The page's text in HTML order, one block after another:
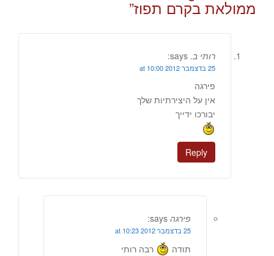
ממולאת בקרם תפוז”
רותי ב. says:
25 בדצמבר 2012 at 10:00
פירגה
אין על היצירתיות שלך
יבורכו ידייך
Reply
פירגה says:
25 בדצמבר 2012 at 10:23
תודה
רבה רותי